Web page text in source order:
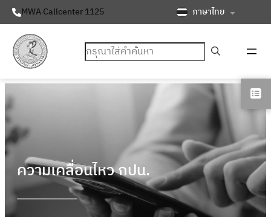
MWA Callcenter 1125 ภาษาไทย
ค้นหา
ความเคลื่อนไหว กปน.